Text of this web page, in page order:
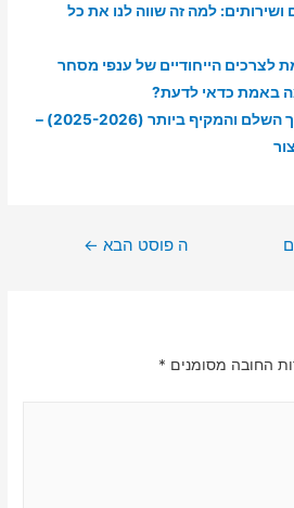
למה זה שווה לנו את כל
לצרכים הייחודיים של ענפי מסחר
באמת כדאי לדעת?
עיצוב מוצר: המדריך השלם והמקיף ביותר (2025-2026) –
ה פוסט הבא ←
החובה מסומנים *